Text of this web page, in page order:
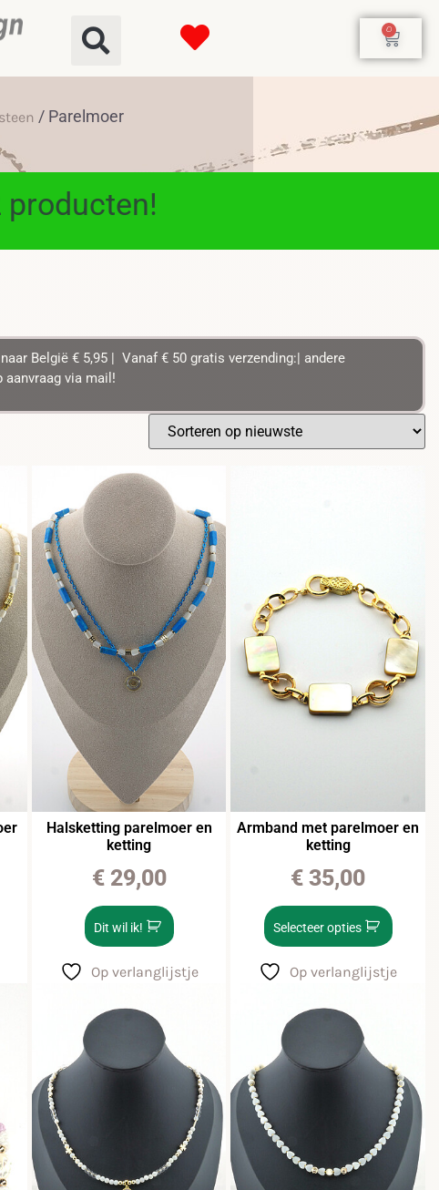
0
/ Parelmoer
producten!
België € 5,95 | Vanaf € 50 gratis verzending:| andere
aanvraag via mail!
Halsketting parelmoer en
ketting
€29,00
Dit wil ik!
Op verlanglijstje
Armband met parelmoer en
ketting
€ 35,00
Selecteer opties
Op verlanglijstje